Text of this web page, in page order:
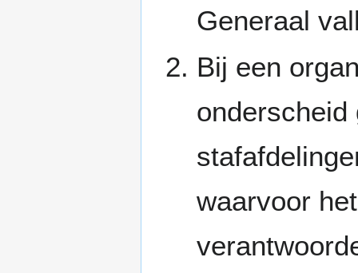
Generaal
Bij een
onderscheid
waarvoor